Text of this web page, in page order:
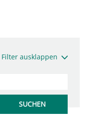
Filter ausklappen